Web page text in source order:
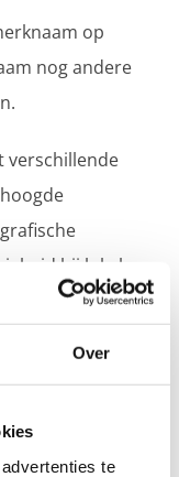
Over
te
op
nog andere
verschillende
bij lokale